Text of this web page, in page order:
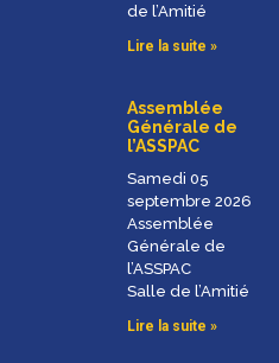
de l’Amitié
Lire la suite »
Assemblée
Générale de
l’ASSPAC
Samedi 05
septembre 2026
Assemblée
Générale de
l’ASSPAC
Salle de l’Amitié
Lire la suite »